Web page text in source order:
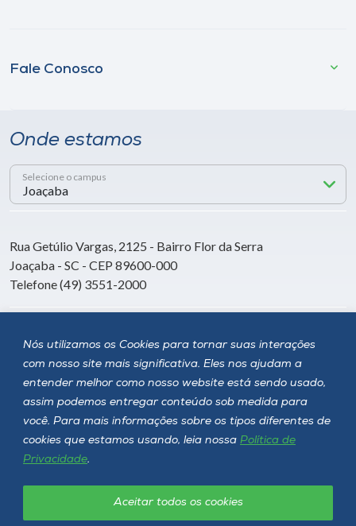
Nós utilizamos os Cookies para tornar suas interações
com nosso site mais significativa. Eles nos ajudam a
entender melhor como nosso website está sendo usado,
assim podemos entregar conteúdo sob medida para
você. Para mais informações sobre os tipos diferentes de
cookies que estamos usando, leia nossa Política de
Privacidade.
Aceitar todos os cookies
Fale Conosco
Onde estamos
Selecione o campus
Rua Getúlio Vargas, 2125 - Bairro Flor da Serra
Joaçaba - SC - CEP 89600-000
Telefone (49) 3551-2000
Siga a Unoesc
Política de privacidade LGPD